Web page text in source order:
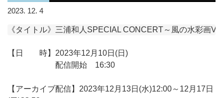
2023. 12. 4
《タイトル》三浦和人SPECIAL CONCERT～風の水彩画
【日 時】2023年12月10日(日)
配信開始 16:30
【アーカイブ配信】2023年12月13日(水)12:00～12月17日